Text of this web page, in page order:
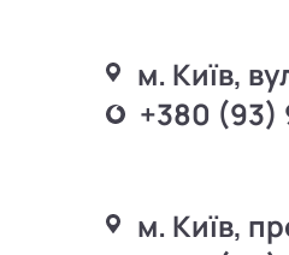
м. Київ,
+380 (93)
м. Київ,